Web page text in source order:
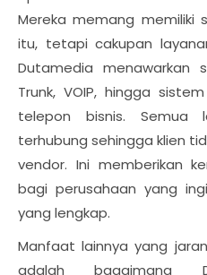
Mereka memang memiliki
itu, tetapi cakupan
Dutamedia menawarkan
Trunk, VOIP, hingga
telepon bisnis. Semua
terhubung sehingga klien
vendor. Ini memberikan
bagi perusahaan yang
yang lengkap.
Manfaat lainnya yang
adalah bagaimana